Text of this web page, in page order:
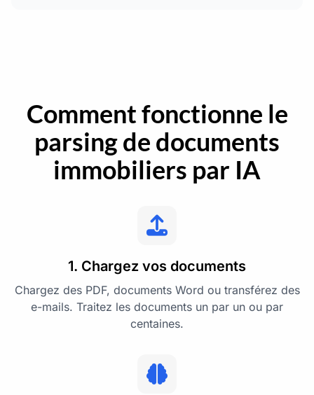
Comment fonctionne le
parsing de documents
immobiliers par IA
1. Chargez vos documents
Chargez des PDF, documents Word ou transférez des
e-mails. Traitez les documents un par un ou par
centaines.